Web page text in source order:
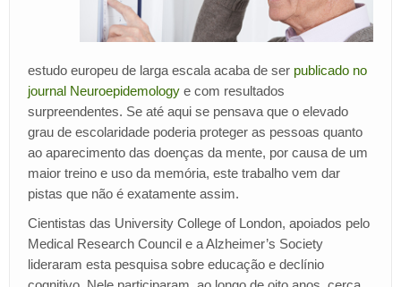
estudo europeu de larga escala acaba de ser publicado no
journal Neuroepidemology e com resultados
surpreendentes. Se até aqui se pensava que o elevado
grau de escolaridade poderia proteger as pessoas quanto
ao aparecimento das doenças da mente, por causa de um
maior treino e uso da memória, este trabalho vem dar
pistas que não é exatamente assim.
Cientistas das University College of London, apoiados pelo
Medical Research Council e a Alzheimer’s Society
lideraram esta pesquisa sobre educação e declínio